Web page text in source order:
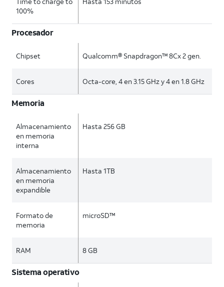
100%
Procesador
Chipset Qualcomm® Snapdragon™ 8Cx 2 gen.
Cores Octa-core, 4 en 3.15 GHz y 4 en 1.8 GHz
Memoria
Almacenamiento
en memoria
interna
Hasta 256 GB
Almacenamiento
en memoria
expandible
Hasta 1TB
Formato de
memoria
microSD™
RAM 8 GB
Sistema operativo